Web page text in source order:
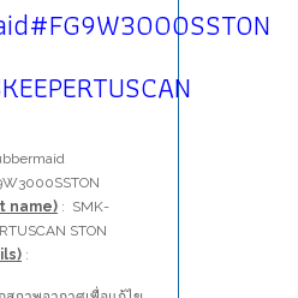
name) : SMK-
STON
: